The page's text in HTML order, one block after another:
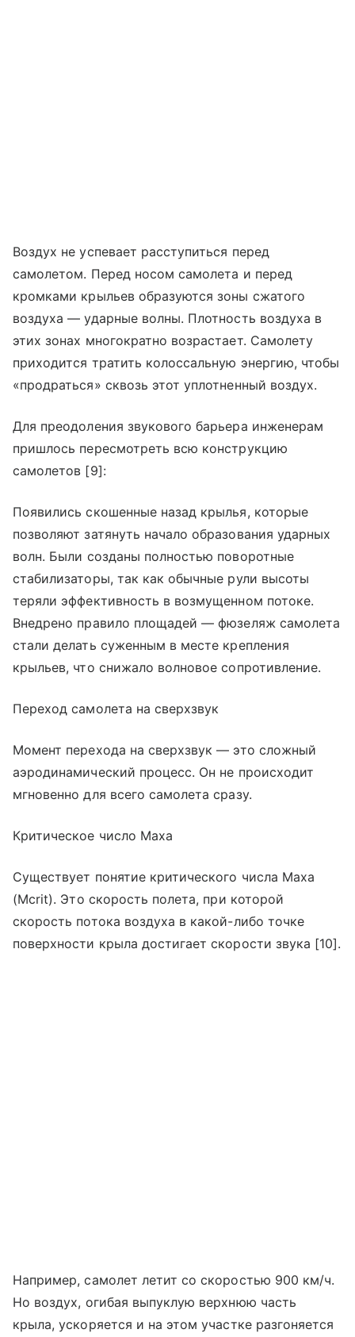
Воздух не успевает расступиться перед
самолетом. Перед носом самолета и перед
кромками крыльев образуются зоны сжатого
воздуха — ударные волны. Плотность воздуха в
этих зонах многократно возрастает. Самолету
приходится тратить колоссальную энергию, чтобы
«продраться» сквозь этот уплотненный воздух.
Для преодоления звукового барьера инженерам
пришлось пересмотреть всю конструкцию
самолетов [9]:
Появились скошенные назад крылья, которые
позволяют затянуть начало образования ударных
волн. Были созданы полностью поворотные
стабилизаторы, так как обычные рули высоты
теряли эффективность в возмущенном потоке.
Внедрено правило площадей — фюзеляж самолета
стали делать суженным в месте крепления
крыльев, что снижало волновое сопротивление.
Переход самолета на сверхзвук
Момент перехода на сверхзвук — это сложный
аэродинамический процесс. Он не происходит
мгновенно для всего самолета сразу.
Критическое число Маха
Существует понятие критического числа Маха
(Mcrit). Это скорость полета, при которой
скорость потока воздуха в какой-либо точке
поверхности крыла достигает скорости звука [10].
Например, самолет летит со скоростью 900 км/ч.
Но воздух, огибая выпуклую верхнюю часть
крыла, ускоряется и на этом участке разгоняется